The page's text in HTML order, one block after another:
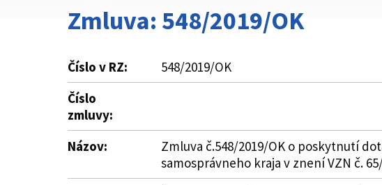
Zmluva: 548/2019/OK
Číslo v RZ:
548/2019/OK
Číslo
zmluvy:
Názov:
Zmluva č.548/2019/OK o poskytnutí
samosprávneho kraja v znení VZN č.